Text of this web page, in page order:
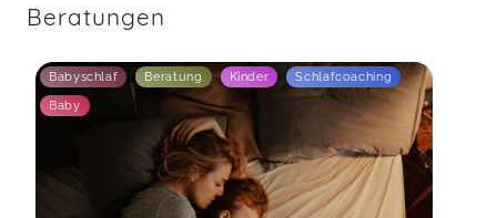
Beratungen
Babyschlaf Beratung Kinder Schlafcoaching
Baby